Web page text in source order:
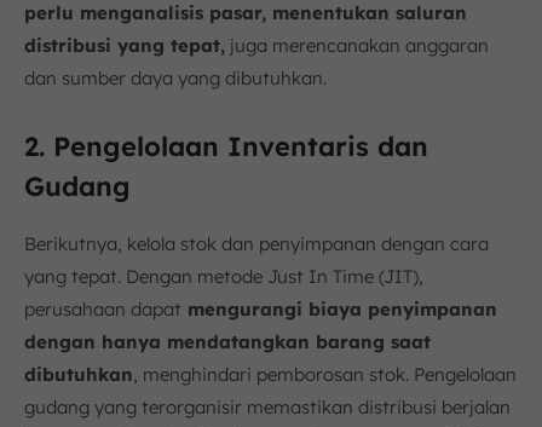
perlu menganalisis pasar, menentukan saluran
distribusi yang tepat, juga merencanakan anggaran
dan sumber daya yang dibutuhkan.
2. Pengelolaan Inventaris dan
Gudang
Berikutnya, kelola stok dan penyimpanan dengan cara
yang tepat. Dengan metode Just In Time (JIT),
perusahaan dapat mengurangi biaya penyimpanan
dengan hanya mendatangkan barang saat
dibutuhkan, menghindari pemborosan stok. Pengelolaan
gudang yang terorganisir memastikan distribusi berjalan